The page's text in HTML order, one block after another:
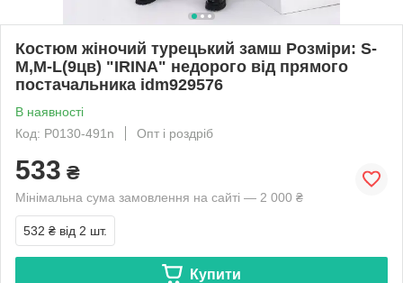
Костюм жіночий турецький замш Розміри: S-
M,M-L(9цв) "IRINA" недорого від прямого
постачальника idm929576
В наявності
Код: P0130-491n
Опт і роздріб
533 ₴
Мінімальна сума замовлення на сайті — 2 000 ₴
532 ₴ від 2 шт.
Купити